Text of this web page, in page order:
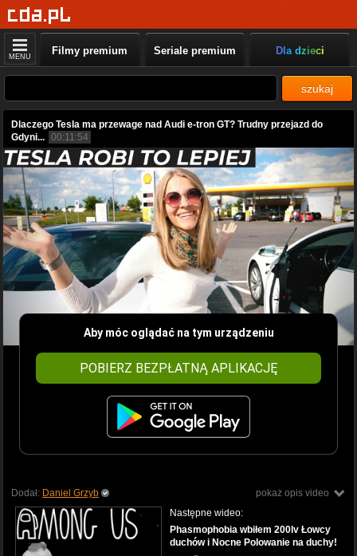
MENU Filmy premium Seriale premium Dla dzieci
szukaj
Dlaczego Tesla ma przewage nad Audi e-tron GT? Trudny przejazd do
Gdyni... 00:11:54
Aby móc oglądać na tym urządzeniu
POBIERZ BEZPŁATNĄ APLIKACJĘ
pokaż opis video
Dodał: Daniel Grzyb
Następne wideo:
Phasmophobia wbiłem 200lv Łowcy
duchów i Nocne Polowanie na duchy!